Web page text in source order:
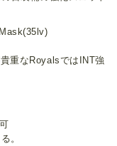
重なRoyalsではINT強
。